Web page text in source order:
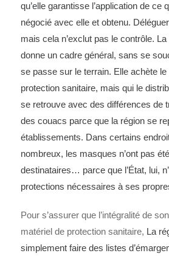
qu’elle garantisse l’application de ce
négocié avec elle et obtenu.
mais cela n’exclut pas le contrôle.
donne un cadre général, sans se
se passe sur le terrain. Elle achète
protection sanitaire, mais qui le
se retrouve avec des différences de
des couacs parce que la région se
établissements. Dans certains
nombreux, les masques n’ont pas
destinataires… parce que l’État, lui,
protections nécessaires à ses
Pour s’assurer que l’intégralité de
matériel de protection sanitaire, La
simplement faire des listes